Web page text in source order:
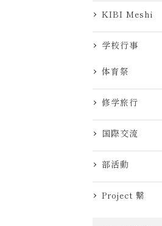
KIBI Meshi
学校行事
体育祭
修学旅行
国際交流
部活動
Project 繋